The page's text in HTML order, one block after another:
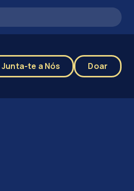
Junta-te a Nós Doar